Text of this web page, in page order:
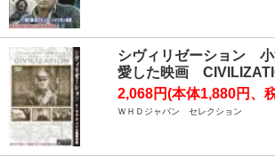
シヴィリゼーション
愛した映画
2,068円(本体1,880円、
ＷＨＤジャパン セレクション